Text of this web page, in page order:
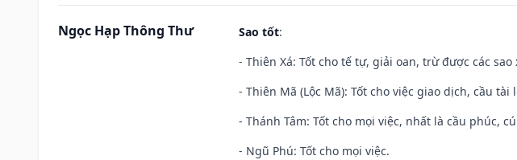
Ngọc Hạp Thông Thư Sao tốt:
- Thiên Xá: Tốt cho tế tự, giải oan, trừ được các
- Thiên Mã (Lộc Mã): Tốt cho việc giao dịch, cầu
- Thánh Tâm: Tốt cho mọi việc, nhất là cầu phúc,
- Ngũ Phú: Tốt cho mọi việc.